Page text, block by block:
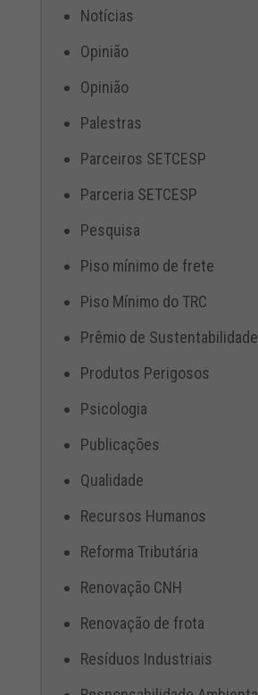
Notícias
Opinião
Opinião
Palestras
Parceiros SETCESP
Parceria SETCESP
Pesquisa
Piso mínimo de frete
Piso Mínimo do TRC
Prêmio de Sustentabilidade
Produtos Perigosos
Psicologia
Publicações
Qualidade
Recursos Humanos
Reforma Tributária
Renovação CNH
Renovação de frota
Resíduos Industriais